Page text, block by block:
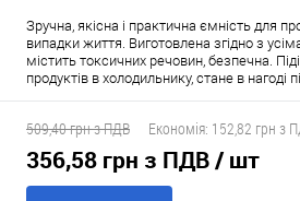
Зручна, якісна і практична ємність для
випадки життя. Виготовлена ​​згідно з
містить токсичних речовин, безпечна.
продуктів в холодильнику, стане в нагоді
509,40 грн з ПДВ Економія: 152,82 грн з
356,58 грн з ПДВ/ шт